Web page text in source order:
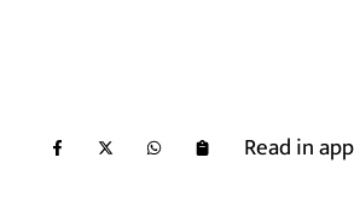
Read in app